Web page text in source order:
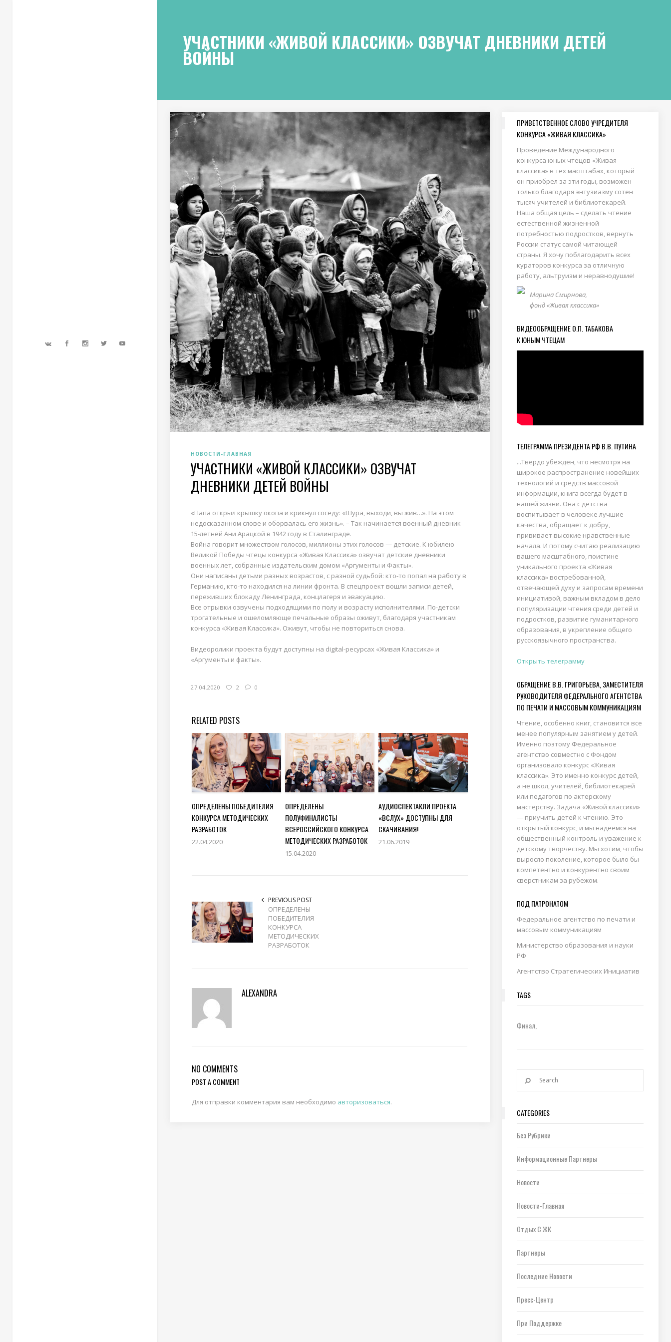
УЧАСТНИКИ «ЖИВОЙ КЛАССИКИ» ОЗВУЧАТ ДНЕВНИКИ ДЕТЕЙ
ВОЙНЫ
НОВОСТИ-ГЛАВНАЯ
УЧАСТНИКИ «ЖИВОЙ КЛАССИКИ» ОЗВУЧАТ
ДНЕВНИКИ ДЕТЕЙ ВОЙНЫ
«Папа открыл крышку окопа и крикнул соседу: «Шура, выходи, вы жив…». На этом
недосказанном слове и оборвалась его жизнь». – Так начинается военный дневник
15-летней Ани Арацкой в 1942 году в Сталинграде.
Война говорит множеством голосов, миллионы этих голосов — детские. К юбилею
Великой Победы чтецы конкурса «Живая Классика» озвучат детские дневники
военных лет, собранные издательским домом «Аргументы и Факты».
Они написаны детьми разных возрастов, с разной судьбой: кто-то попал на работу в
Германию, кто-то находился на линии фронта. В спецпроект вошли записи детей,
переживших блокаду Ленинграда, концлагеря и эвакуацию.
Все отрывки озвучены подходящими по полу и возрасту исполнителями. По-детски
трогательные и ошеломляюще печальные образы оживут, благодаря участникам
конкурса «Живая Классика». Оживут, чтобы не повториться снова.
Видеоролики проекта будут доступны на digital-ресурсах «Живая Классика» и
«Аргументы и факты».
27.04.2020 2 0
RELATED POSTS
ОПРЕДЕЛЕНЫ ПОБЕДИТЕЛИЯ
КОНКУРСА МЕТОДИЧЕСКИХ
РАЗРАБОТОК
22.04.2020
ОПРЕДЕЛЕНЫ
ПОЛУФИНАЛИСТЫ
ВСЕРОССИЙСКОГО КОНКУРСА
МЕТОДИЧЕСКИХ РАЗРАБОТОК
15.04.2020
АУДИОСПЕКТАКЛИ ПРОЕКТА
«ВСЛУХ» ДОСТУПНЫ ДЛЯ
СКАЧИВАНИЯ!
21.06.2019
PREVIOUS POST
ОПРЕДЕЛЕНЫ
ПОБЕДИТЕЛИЯ
КОНКУРСА
МЕТОДИЧЕСКИХ
РАЗРАБОТОК
ALEXANDRA
NO COMMENTS
POST A COMMENT
Для отправки комментария вам необходимо авторизоваться.
ПРИВЕТСТВЕННОЕ СЛОВО УЧРЕДИТЕЛЯ
КОНКУРСА «ЖИВАЯ КЛАССИКА»
Проведение Международного
конкурса юных чтецов «Живая
классика» в тех масштабах, который
он приобрел за эти годы, возможен
только благодаря энтузиазму сотен
тысяч учителей и библиотекарей.
Наша общая цель – сделать чтение
естественной жизненной
потребностью подростков, вернуть
России статус самой читающей
страны. Я хочу поблагодарить всех
кураторов конкурса за отличную
работу, альтруизм и неравнодушие!
Марина Смирнова,
фонд «Живая классика»
ВИДЕООБРАЩЕНИЕ О.П. ТАБАКОВА
К ЮНЫМ ЧТЕЦАМ
ТЕЛЕГРАММА ПРЕЗИДЕНТА РФ В.В. ПУТИНА
...Твердо убежден, что несмотря на
широкое распространение новейших
технологий и средств массовой
информации, книга всегда будет в
нашей жизни. Она с детства
воспитывает в человеке лучшие
качества, обращает к добру,
прививает высокие нравственные
начала. И потому считаю реализацию
вашего масштабного, поистине
уникального проекта «Живая
классика» востребованной,
отвечающей духу и запросам времени
инициативой, важным вкладом в дело
популяризации чтения среди детей и
подростков, развитие гуманитарного
образования, в укрепление общего
русскоязычного пространства.
Открыть телеграмму
ОБРАЩЕНИЕ В.В. ГРИГОРЬЕВА, ЗАМЕСТИТЕЛЯ
РУКОВОДИТЕЛЯ ФЕДЕРАЛЬНОГО АГЕНТСТВА
ПО ПЕЧАТИ И МАССОВЫМ КОММУНИКАЦИЯМ
Чтение, особенно книг, становится все
менее популярным занятием у детей.
Именно поэтому Федеральное
агентство совместно с Фондом
организовало конкурс «Живая
классика». Это именно конкурс детей,
а не школ, учителей, библиотекарей
или педагогов по актерскому
мастерству. Задача «Живой классики»
— приучить детей к чтению. Это
открытый конкурс, и мы надеемся на
общественный контроль и уважение к
детскому творчеству. Мы хотим, чтобы
выросло поколение, которое было бы
компетентно и конкурентно своим
сверстникам за рубежом.
ПОД ПАТРОНАТОМ
Федеральное агентство по печати и
массовым коммуникациям
Министерство образования и науки
РФ
Агентство Стратегических Инициатив
TAGS
Финал
CATEGORIES
Без Рубрики
Информационные Партнеры
Новости
Новости-Главная
Отдых С ЖК
Партнеры
Последние Новости
Пресс-Центр
При Поддержке